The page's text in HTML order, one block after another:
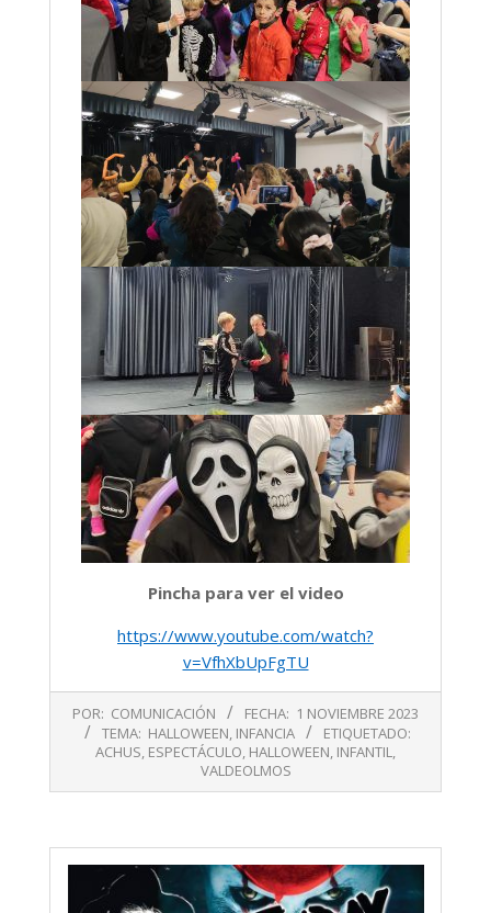
Pincha para ver el video
https://www.youtube.com/watch?
v=VfhXbUpFgTU
11-
POR: COMUNICACIÓN FECHA: 1 NOVIEMBRE 2023
TEMA: HALLOWEEN, INFANCIA
ETIQUETADO:
ACHUS, ESPECTÁCULO, HALLOWEEN, INFANTIL,
VALDEOLMOS